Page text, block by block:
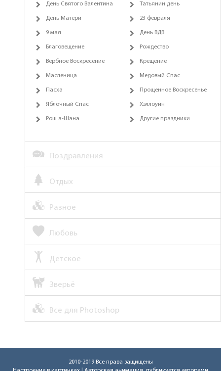
День Святого Валентина Татьянин день
День Матери 23 февраля
9 мая День ВДВ
Благовещение Рождество
Вербное Воскресение Крещение
Масленица Медовый Спас
Пасха Прощенное Воскресенье
Яблочный Спас Хэллоуин
Рош а-Шана Другие праздники
Поздравления
Отдых
Разное
Любовь
Детское
Зверьё
Все для Photoshop
2010-2019 Все права защищены